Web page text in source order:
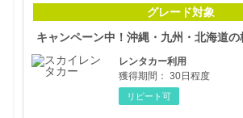
グレード対象
レンタカー利用
獲得期間： 30日程度
リピート可